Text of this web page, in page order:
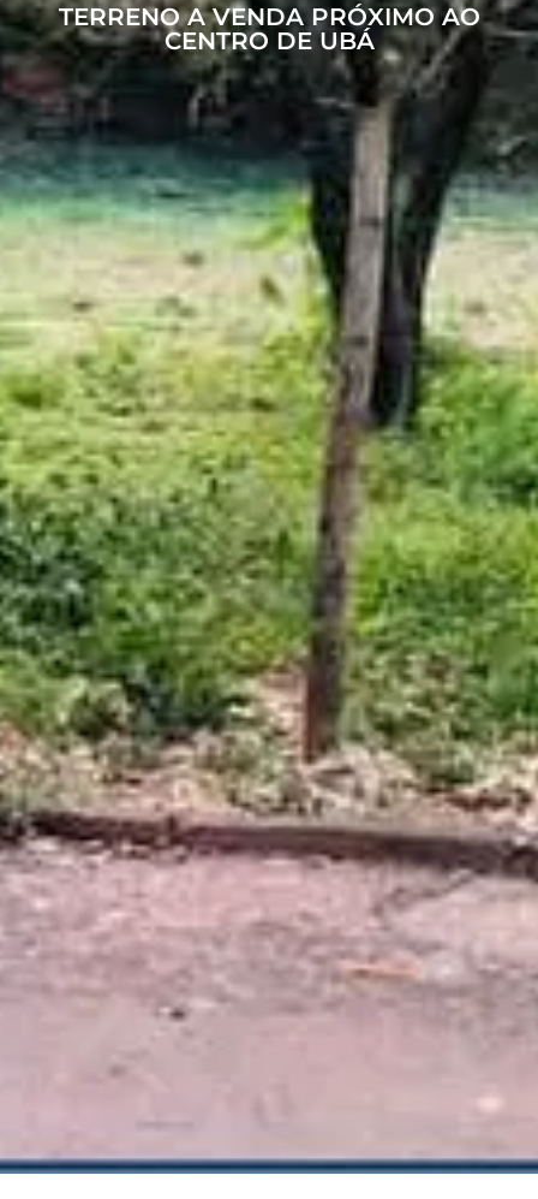
TERRENO A VENDA PRÓXIMO AO
CENTRO DE UBÁ